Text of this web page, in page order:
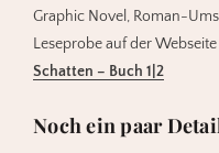
Graphic Novel, Roman-
Leseprobe auf der
Schatten – Buch 1|2
Noch ein paar